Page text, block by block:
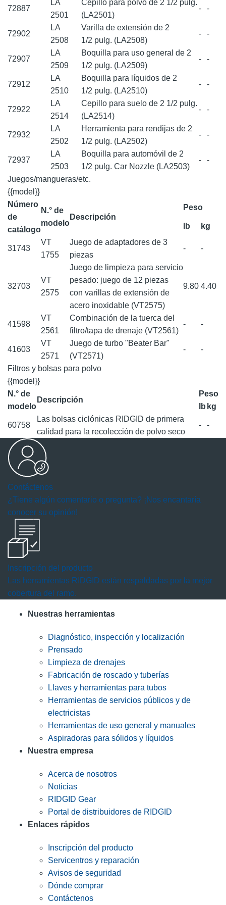
72887
LA
2501
Cepillo para polvo de 2 1/2 pulg.
(LA2501)
- -
72902
LA
2508
Varilla de extensión de 2
1/2 pulg. (LA2508)
- -
72907
LA
2509
Boquilla para uso general de 2
1/2 pulg. (LA2509)
- -
72912
LA
2510
Boquilla para líquidos de 2
1/2 pulg. (LA2510)
- -
72922
LA
2514
Cepillo para suelo de 2 1/2 pulg.
(LA2514)
- -
72932
LA
2502
Herramienta para rendijas de 2
1/2 pulg. (LA2502)
- -
72937
LA
2503
Boquilla para automóvil de 2
1/2 pulg. Car Nozzle (LA2503)
- -
Juegos/mangueras/etc.
{{model}}
Número
de
catálogo
N.° de
modelo
Descripción
Peso
lb kg
31743
VT
1755
Juego de adaptadores de 3
piezas
- -
32703
VT
2575
Juego de limpieza para servicio
pesado: juego de 12 piezas
con varillas de extensión de
acero inoxidable (VT2575)
9.80 4.40
41598
VT
2561
Combinación de la tuerca del
filtro/tapa de drenaje (VT2561)
- -
41603
VT
2571
Juego de turbo "Beater Bar"
(VT2571)
- -
Filtros y bolsas para polvo
{{model}}
N.° de
modelo
Descripción
Peso
lb kg
60758
Las bolsas ciclónicas RIDGID de primera
calidad para la recolección de polvo seco
- -
Contáctenos
¿Tiene algún comentario o pregunta? ¡Nos encantaría
conocer su opinión!
Inscripción del producto
Las herramientas RIDGID están respaldadas por la mejor
cobertura del ramo.
Nuestras herramientas
Diagnóstico, inspección y localización
Prensado
Limpieza de drenajes
Fabricación de roscado y tuberías
Llaves y herramientas para tubos
Herramientas de servicios públicos y de
electricistas
Herramientas de uso general y manuales
Aspiradoras para sólidos y líquidos
Nuestra empresa
Acerca de nosotros
Noticias
RIDGID Gear
Portal de distribuidores de RIDGID
Enlaces rápidos
Inscripción del producto
Servicentros y reparación
Avisos de seguridad
Dónde comprar
Contáctenos